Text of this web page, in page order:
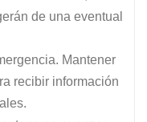
de una eventual
Mantener
recibir información